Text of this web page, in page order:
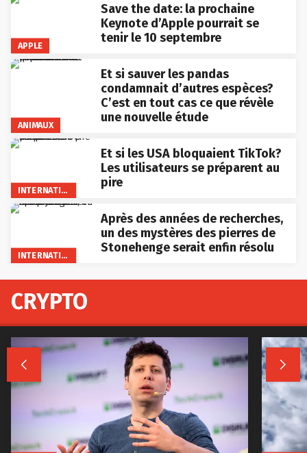
APPLE
Save the date: la prochaine
Keynote d’Apple pourrait se
tenir le 10 septembre
ANIMAUX
Et si sauver les pandas
condamnait d’autres espèces?
C’est en tout cas ce que révèle
une nouvelle étude
INTERNATIONAL
Et si les USA bloquaient TikTok?
Les utilisateurs se préparent au
pire
INTERNATIONAL
Après des années de recherches,
un des mystères des pierres de
Stonehenge serait enfin résolu
CRYPTO
 